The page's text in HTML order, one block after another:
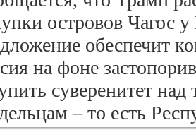
островов Чагос
обеспечит
на фоне
суверенитет
– то есть